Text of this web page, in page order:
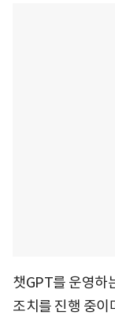
챗GPT를 운영하
조치를 진행 중이